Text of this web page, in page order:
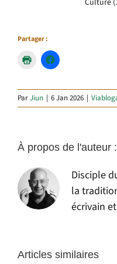
Culture
Partager :
ParJiun | 6 Jan 2026 |
À propos de l'auteur :
Disciple
la
écrivain
Articles similaires